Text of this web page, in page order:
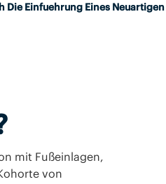
Einfuehrung Eines
mit Fußeinlagen,
von